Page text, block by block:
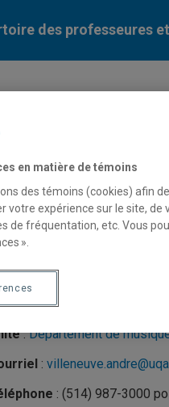
des professeures
Villeneuve
:Département de
:
: (514) 987-3000
en matière de témoins
des témoins (cookies) afin
votre expérience sur le site, de
de fréquentation, etc. Vous
».